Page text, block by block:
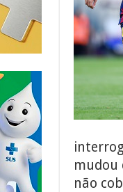
mudou
não